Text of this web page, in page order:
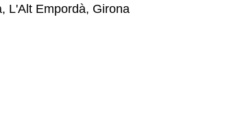
L'Alt Empordà, Girona